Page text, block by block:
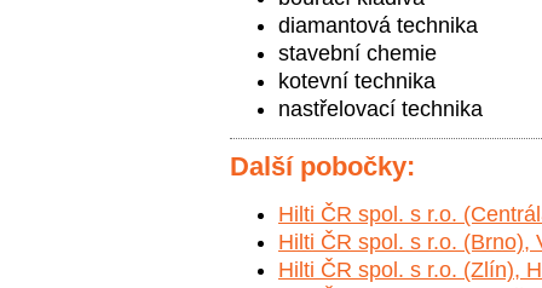
diamantová technika
stavební chemie
kotevní technika
nastřelovací technika
Další pobočky:
Hilti ČR spol. s r.o.
Hilti ČR spol. s r.o. (Brno),
Hilti ČR spol. s r.o. (Zlín),